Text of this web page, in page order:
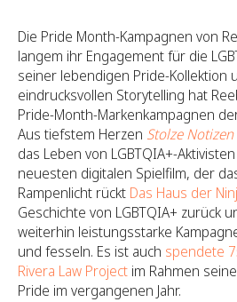
Die Pride Month-Kampagnen von
langem ihr Engagement für die
seiner lebendigen Pride-Kollektion
eindrucksvollen Storytelling hat
Pride-Month-Markenkampagnen
Aus tiefstem Herzen Stolze Notizen
das Leben von LGBTQIA+-
neuesten digitalen Spielfilm, der
Rampenlicht rückt Das Haus der
Geschichte von LGBTQIA+ zurück
weiterhin leistungsstarke
und fesseln. Es ist auch spendete
Rivera Law Project im Rahmen
Pride im vergangenen Jahr.